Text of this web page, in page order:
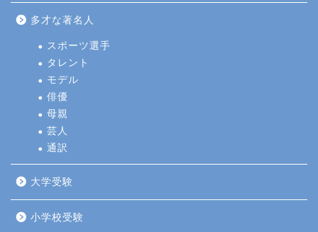
多才な著名人
スポーツ選手
タレント
モデル
俳優
母親
芸人
通訳
大学受験
小学校受験